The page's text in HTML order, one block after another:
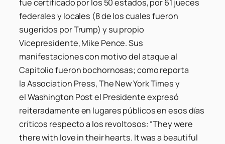
fue certificado por los 50 estados, por 61 jueces
federales y locales (8 de los cuales fueron
sugeridos por Trump) y su propio
Vicepresidente, Mike Pence. Sus
manifestaciones con motivo del ataque al
Capitolio fueron bochornosas; como reporta
laAssociation Press,The New York Timesy
elWashington Postel Presidente expresó
reiteradamente en lugares públicos en esos días
críticos respecto a los revoltosos: “They were
there with love in their hearts. It was a beautiful